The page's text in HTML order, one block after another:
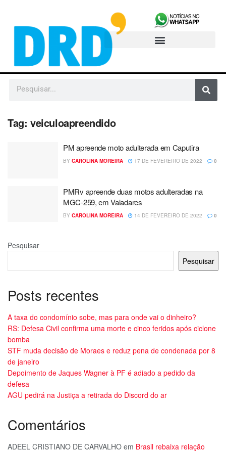
Tag: veiculoapreendido
PM apreende moto adulterada em Caputira
BY CAROLINA MOREIRA 17 DE FEVEREIRO DE 2022 0
PMRv apreende duas motos adulteradas na
MGC-259, em Valadares
BY CAROLINA MOREIRA 14 DE FEVEREIRO DE 2022 0
Pesquisar
Pesquisar
Posts recentes
A taxa do condomínio sobe, mas para onde vai o dinheiro?
RS: Defesa Civil confirma uma morte e cinco feridos após ciclone
bomba
STF muda decisão de Moraes e reduz pena de condenada por 8
de janeiro
Depoimento de Jaques Wagner à PF é adiado a pedido da
defesa
AGU pedirá na Justiça a retirada do Discord do ar
Comentários
ADEEL CRISTIANO DE CARVALHO em Brasil rebaixa relação